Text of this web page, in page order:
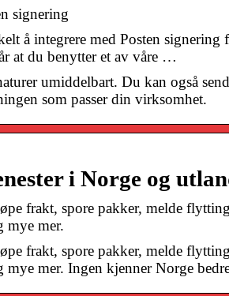
signering
å integrere med Posten signering
at du benytter et av våre …
umiddelbart. Du kan også
som passer din virksomhet.
i Norge og
frakt, spore pakker, melde
mye mer.
frakt, spore pakker, melde
mer. Ingen kjenner Norge